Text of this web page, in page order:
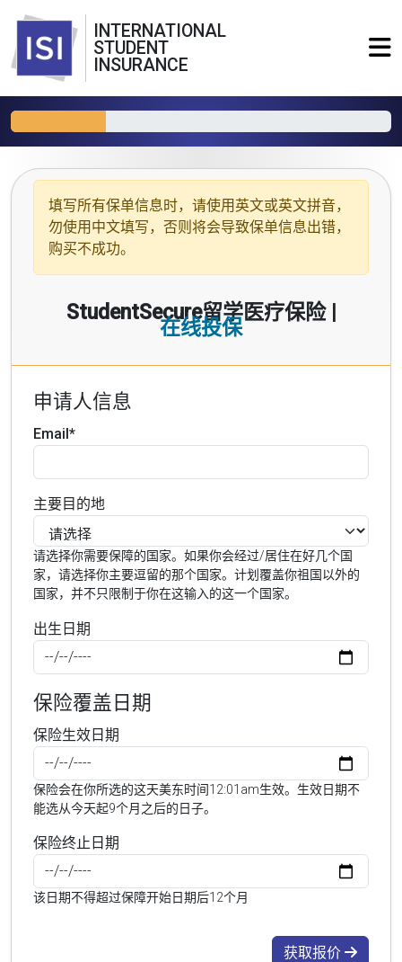
INTERNATIONAL
STUDENT
INSURANCE
填写所有保单信息时，请使用 英文或英文拼音，
勿使用中文填写，否则将会导致保单信息出错，
购买不成功。
StudentSecure留学医疗保险 |
在线投保
申请人信息
Email*
主要目的地
请选择你需要保障的国家。如果你会经过/居住在好几个国
家，请选择你主要逗留的那个国家。计划覆盖你祖国以外的
国家，并不只限制于你在这输入的这一个国家。
出生日期
保险覆盖日期
保险生效日期
保险会在你所选的这天美东时间12:01am生效。生效日期不
能选从今天起9个月之后的日子。
保险终止日期
该日期不得超过保障开始日期后12个月
获取报价